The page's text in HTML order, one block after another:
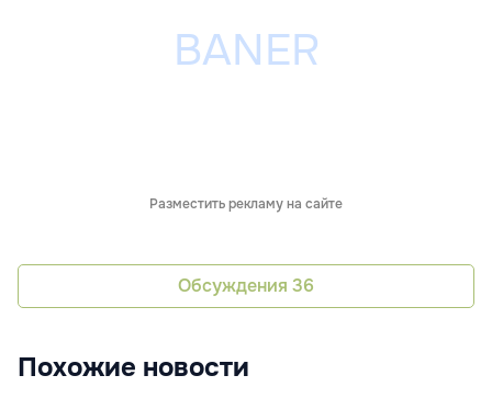
Разместить рекламу на сайте
Обсуждения 36
Похожие новости